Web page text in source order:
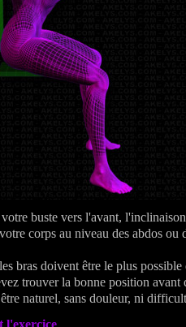
buste vers l'avant,
corps au niveau des abdos ou
bras doivent être le plus
trouver la bonne position avant
naturel, sans douleur, ni
l'exercice